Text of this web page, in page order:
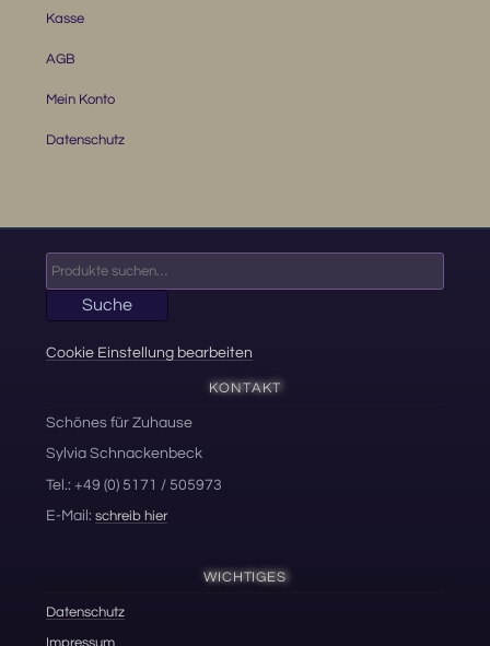
Kasse
AGB
Mein Konto
Datenschutz
nach:
Suche
Cookie Einstellung bearbeiten
KONTAKT
Schönes für Zuhause
Sylvia Schnackenbeck
Tel.: +49 (0) 5171 / 505973
E-Mail:schreib hier
WICHTIGES
Datenschutz
Impressum